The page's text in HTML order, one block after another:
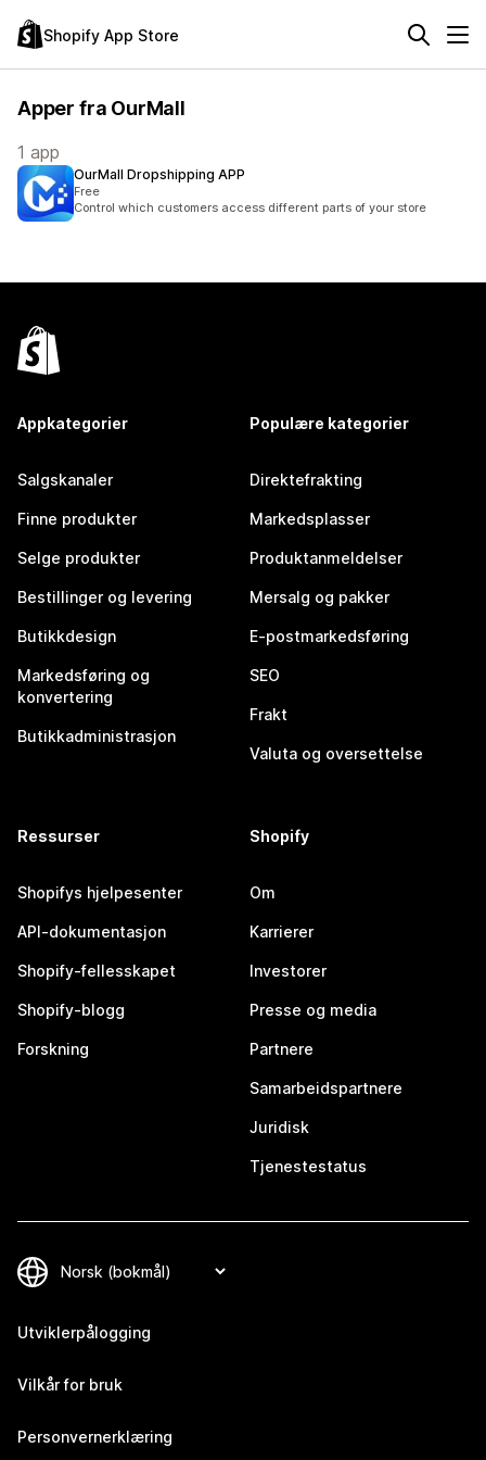
Shopify App Store
Apper fra OurMall
1 app
OurMall Dropshipping APP
Free
Control which customers access different parts of your store
Appkategorier
Salgskanaler
Finne produkter
Selge produkter
Bestillinger og levering
Butikkdesign
Markedsføring og
konvertering
Butikkadministrasjon
Populære kategorier
Direktefrakting
Markedsplasser
Produktanmeldelser
Mersalg og pakker
E-postmarkedsføring
SEO
Frakt
Valuta og oversettelse
Ressurser
Shopifys hjelpesenter
API-dokumentasjon
Shopify-fellesskapet
Shopify-blogg
Forskning
Shopify
Om
Karrierer
Investorer
Presse og media
Partnere
Samarbeidspartnere
Juridisk
Tjenestestatus
Utviklerpålogging
Vilkår for bruk
Personvernerklæring